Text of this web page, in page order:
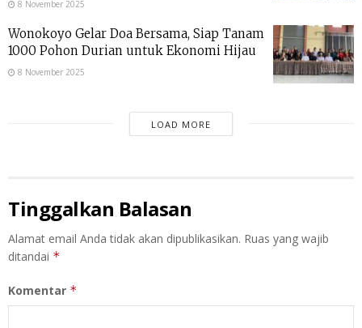
8 November 2025
Wonokoyo Gelar Doa Bersama, Siap Tanam
1000 Pohon Durian untuk Ekonomi Hijau
8 November 2025
LOAD MORE
Tinggalkan Balasan
Alamat email Anda tidak akan dipublikasikan. Ruas yang wajib
ditandai *
Komentar *